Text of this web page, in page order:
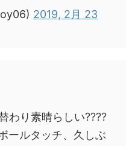
2019, 2月 23
わり素晴らしい????
ールタッチ、久しぶ